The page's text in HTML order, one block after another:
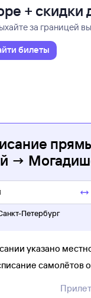
+ скидки
за границей
билеты
→
Петербург
указано
самолётов
Прилет